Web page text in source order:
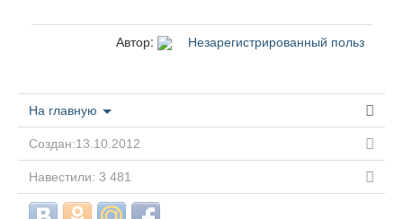
Автор: Незарегистрированный польз
На главную
Создан:13.10.2012
Навестили: 3 481